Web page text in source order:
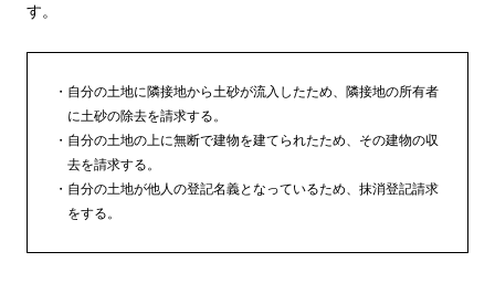
す。
自分の土地に隣接地から土砂が流入したため、隣接地の所有者
に土砂の除去を請求する。
自分の土地の上に無断で建物を建てられたため、その建物の収
去を請求する。
自分の土地が他人の登記名義となっているため、抹消登記請求
をする。